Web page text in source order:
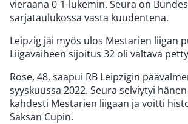
vieraana 0-1-lukemin. Seura on
sarjataulukossa vasta kuudentena.
Leipzig jäi myös ulos Mestarien liigan
Liigavaiheen sijoitus 32 oli valtava
Rose, 48, saapui RB Leipzigin
syyskuussa 2022. Seura selviytyi
kahdesti Mestarien liigaan ja voitti
Saksan Cupin.